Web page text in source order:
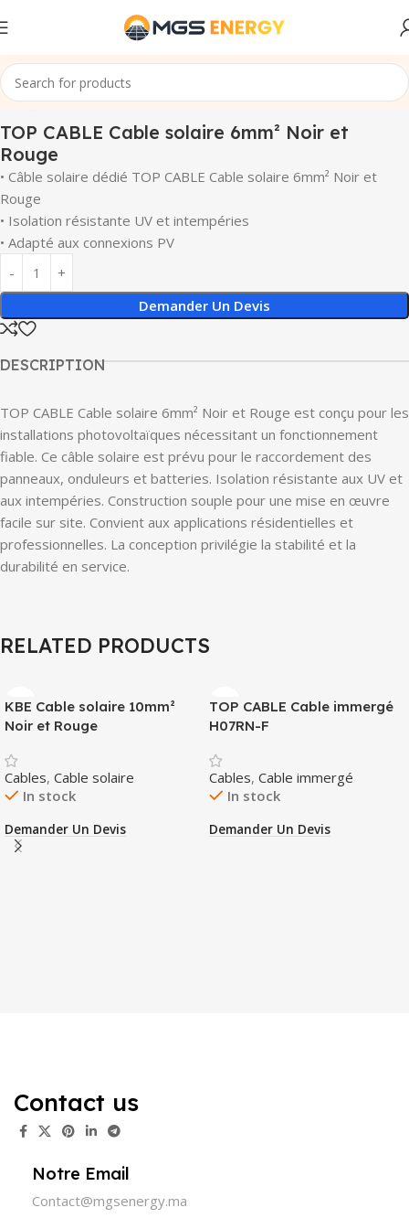
Accueil Cables Cable solaire
Click to enlarge
TOP CABLE Cable solaire 6mm² Noir et
Rouge
• Câble solaire dédié TOP CABLE Cable solaire 6mm² Noir et
Rouge
• Isolation résistante UV et intempéries
• Adapté aux connexions PV
Demander Un Devis
DESCRIPTION
TOP CABLE Cable solaire 6mm² Noir et Rouge est conçu pour les
installations photovoltaïques nécessitant un fonctionnement
fiable. Ce câble solaire est prévu pour le raccordement des
panneaux, onduleurs et batteries. Isolation résistante aux UV et
aux intempéries. Construction souple pour une mise en œuvre
facile sur site. Convient aux applications résidentielles et
professionnelles. La conception privilégie la stabilité et la
durabilité en service.
RELATED PRODUCTS
KBE Cable solaire 10mm²
Noir et Rouge
Cables, Cable solaire
In stock
Demander Un Devis
TOP CABLE Cable immergé
H07RN-F
Cables, Cable immergé
In stock
Demander Un Devis
Contact us
Notre Email
Contact@mgsenergy.ma